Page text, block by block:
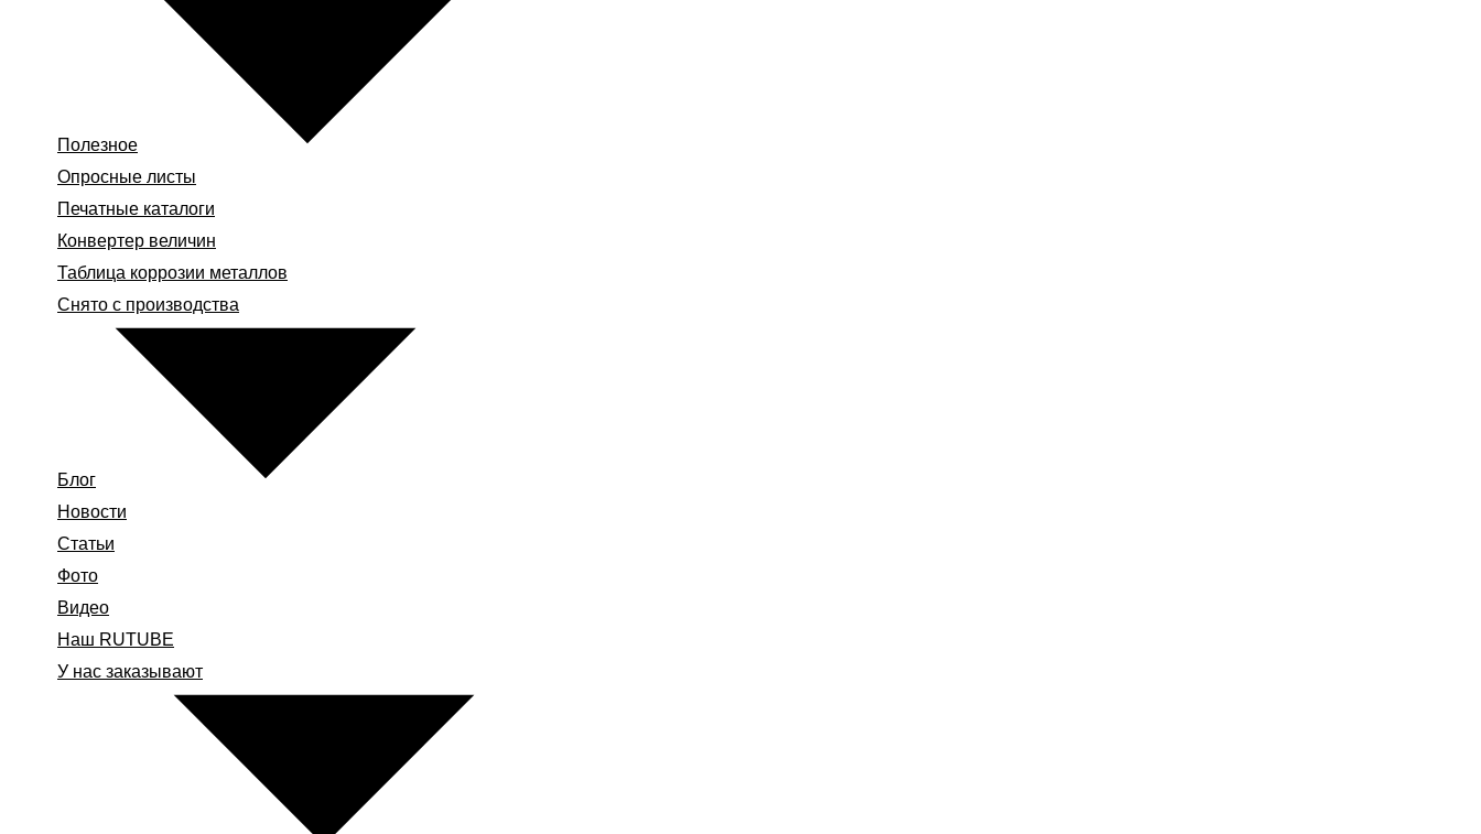
Полезное
Опросные листы
Печатные каталоги
Конвертер величин
Таблица коррозии металлов
Снято с производства
Блог
Новости
Статьи
Фото
Видео
Наш RUTUBE
У нас заказывают